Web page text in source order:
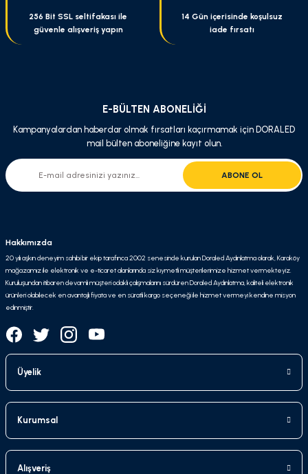
256 Bit SSL seltifakası ile
güvenle alışveriş yapın
14 Gün içerisinde koşulsuz
iade fırsatı
E-BÜLTEN ABONELİĞİ
Kampanyalardan haberdar olmak fırsatları kaçırmamak için DORALED
mail bülten aboneliğine kayıt olun.
ABONE OL
Hakkımızda
20 yılı aşkın deneyim sahibi bir ekip tarafınca 2002 senesinde kurulan Doraled Aydınlatma olarak, Karaköy
mağazamız ile elektronik ve e-ticaret alanlarında siz kıymetli müşterilerimize hizmet vermekteyiz.
Kuruluşundan itibaren devamlı müşteri odaklı çalışmalarını sürdüren Doraled Aydınlatma, kaliteli elektronik
ürünleri olabilecek en avantajlı fiyata ve en süratli kargo seçeneği ile hizmet vermeyi kendine misyon
edinmiştir.
Üyelik
Kurumsal
Alışveriş